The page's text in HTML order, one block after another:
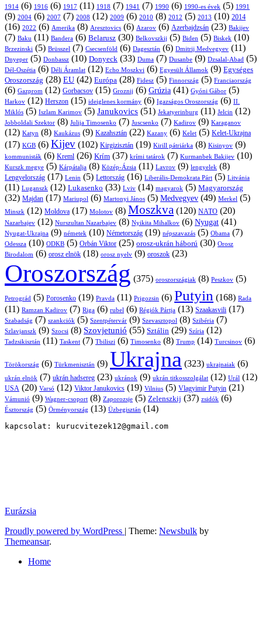
1914 (6) 1916 (6) 1917 (11) 1918 (7) 1941 (7) 1990 (6) 1990-es évek (5) 1991
(9) 2004 (6) 2007 (7) 2008 (12) 2009 (6) 2010 (8) 2012 (5) 2013 (10) 2014
(16) 2022 (6) Amerika (8) Aresztovics (6) Azarov (6) Azerbajdzsán (23) Bakijev
(7) Baku (11) Bandera (6) Belarusz (30) Belkovszkij (5) Biden (5) Biskek (10)
Brzezinski (5) Brüsszel (7) Csecsenföld (6) Dagesztán (6) Dmitrij Medvegyev (11)
Dnyeper (5) Donbassz (10) Donyeck (33) Duma (7) Dusanbe (9) Dzsalal-Abad (5)
Dél-Oszétia (6) Déli Áramlat (12) Echo Moszkvi (6) Egyesült Államok (9) Egységes
Oroszország (28) EU (42) Európa (28) Fidesz (5) Finnország (5) Franciaország
(6) Gazprom (12) Gorbacsov (15) Groznij (6) Grúzia (41) Gyóni Gábor (5)
Harkov (12) Herszon (15) ideiglenes kormány (6) Igazságos Oroszország (6) II.
Miklós (5) Iszlam Karimov (5) Janukovics (51) Jekatyerinburg (11) Jelcin (12)
Jobboldali Szektor (8) Julija Timosenko (7) Juscsenko (7) Kadirov (9) Karaganov
(12) Katyn (8) Kaukázus (9) Kazahsztán (22) Kazany (6) Kelet (5) Kelet-Ukrajna
(17) KGB (6) Kijev (102) Kirgizisztán (19) Kirill pátriárka (8) Kisinyov (9)
kommunisták (6) Kreml (26) Krím (37) krími tatárok (7) Kurmanbek Bakijev (10)
Kurszk megye (5) Kárpátalja (8) Közép-Ázsia (11) Lavrov (9) lengyelek (8)
Lengyelország (17) Lenin (5) Lettország (16) Liberális-Demokrata Párt (5) Litvánia
(11) Luganszk (12) Lukasenko (33) Lviv (14) magyarok (5) Magyarország
(32) Majdan (17) Mariupol (6) Martonyi János (5) Medvegyev (49) Merkel (5)
Minszk (12) Moldova (17) Molotov (8) Moszkva (120) NATO (20)
Nazarbajev (12) Nurszultan Nazarbajev (8) Nyikita Mihalkov (6) Nyugat (41)
Nyugat-Ukrajna (9) németek (10) Németország (19) népszavazás (5) Obama (7)
Odessza (10) ODKB (5) Orbán Viktor (25) orosz-ukrán háború (30) Orosz
Birodalom (6) orosz elnök (18) orosz nyelv (9) oroszok (23)
Oroszország (375) oroszországiak (8) Peszkov (5)
Petrográd (5) Porosenko (19) Pravda (11) Prigozsin (6) Putyin (168) Rada
(11) Ramzan Kadirov (7) Riga (6) rubel (6) Régiók Pártja (13) Szaakasvili (17)
Szabadság (7) szankciók (5) Szentpétervár (9) Szevasztopol (8) Szibéria (7)
Szlavjanszk (9) Szocsi (8) Szovjetunió (55) Sztálin (29) Szíria (12)
Tadzsikisztán (11) Taskent (7) Tbiliszi (6) Timosenko (8) Trump (14) Turcsinov (6)
Törökország (6) Türkmenisztán (9) Ukrajna (323) ukrajnaiak (6)
ukrán elnök (7) ukrán hadsereg (23) ukránok (9) ukrán titkosszolgálat (12) Urál (12)
USA (20) Varsó (12) Viktor Janukovics (19) Vilnius (5) Vlagyimir Putyin (21)
Vámunió (9) Wagner-csoport (8) Zaporozsje (5) Zelenszkij (37) zsidók (6)
Észtország (5) Örményország (13) Üzbegisztán (14)
kapcsolat: kurucvitezek12@gmail.com
Eurázsia
Proudly powered by WordPress
Theme: Newsbulk by
Themeansar.
Home